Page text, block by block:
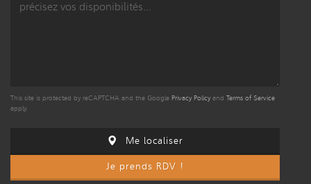
This site is protected by reCAPTCHA and the Google Privacy Policy and Terms of Service
apply.
Me localiser
Je prends RDV !